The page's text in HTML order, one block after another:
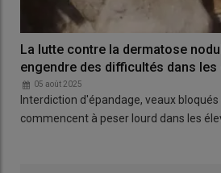
La lutte contre la dermatose
engendre des difficultés dans les
05 août 2025
Interdiction d'épandage, veaux bloqués
commencent à peser lourd dans les